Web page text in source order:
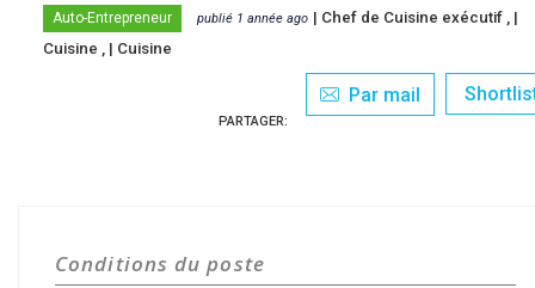
Auto-Entrepreneur publié 1 année ago | Chef de Cuisine exécutif , |
Cuisine , | Cuisine
Par mail
PARTAGER:
Conditions du poste